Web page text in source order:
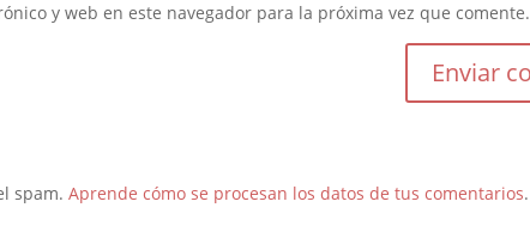
y web en este navegador para la próxima vez que comente.
spam.Aprende cómo se procesan los datos de tus comentarios.